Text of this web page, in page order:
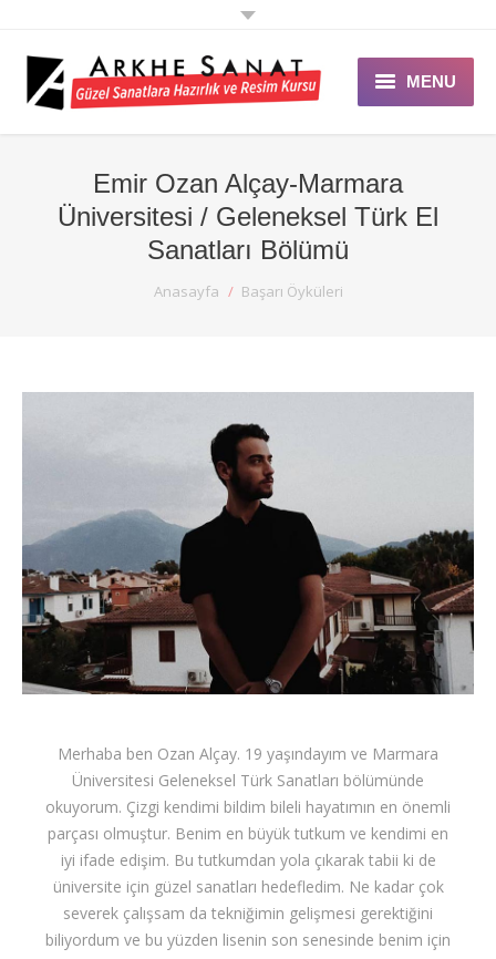
MENU
ARKHE SANAT
EĞİTİMLER
GALERİ
ETKİNLİK
DUYURULAR
BLOG
Emir Ozan Alçay-Marmara
Üniversitesi / Geleneksel Türk El
Sanatları Bölümü
Anasayfa Başarı Öyküleri
Merhaba ben Ozan Alçay. 19 yaşındayım ve Marmara
Üniversitesi Geleneksel Türk Sanatları bölümünde
okuyorum. Çizgi kendimi bildim bileli hayatımın en önemli
parçası olmuştur. Benim en büyük tutkum ve kendimi en
iyi ifade edişim. Bu tutkumdan yola çıkarak tabii ki de
üniversite için güzel sanatları hedefledim. Ne kadar çok
severek çalışsam da tekniğimin gelişmesi gerektiğini
biliyordum ve bu yüzden lisenin son senesinde benim için